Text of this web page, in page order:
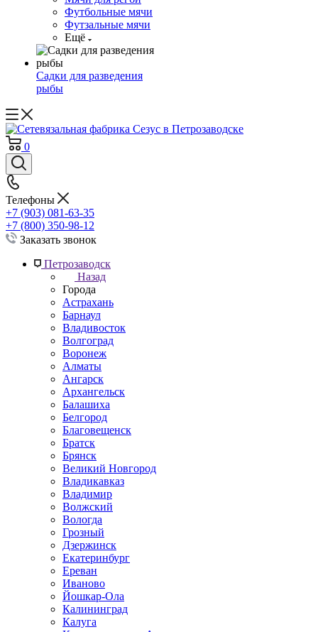
Футбольные мячи
Футзальные мячи
Ещё
Садки для разведения
рыбы
0
Телефоны
+7 (903) 081-63-35
+7 (800) 350-98-12
Заказать звонок
Петрозаводск
Назад
Города
Астрахань
Барнаул
Владивосток
Волгоград
Воронеж
Алматы
Ангарск
Архангельск
Балашиха
Белгород
Благовещенск
Братск
Брянск
Великий Новгород
Владикавказ
Владимир
Волжский
Вологда
Грозный
Дзержинск
Екатеринбург
Ереван
Иваново
Йошкар-Ола
Калининград
Калуга